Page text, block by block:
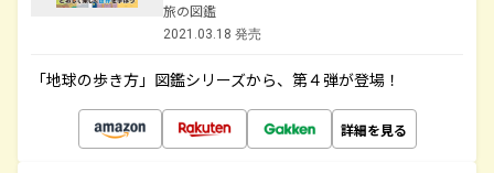
旅の図鑑
2021.03.18 発売
「地球の歩き方」図鑑シリーズから、第４弾が登場！
詳細を見る